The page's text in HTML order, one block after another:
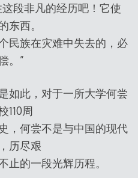
段非凡的经历吧！它使
东西。
民族在灾难中失去的，必
。”
如此，对于一所大学何尝
110周
，何尝不是与中国的现代
历尽艰
止的一段光辉历程。